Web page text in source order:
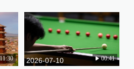
11:30 2026-07-10 00:41